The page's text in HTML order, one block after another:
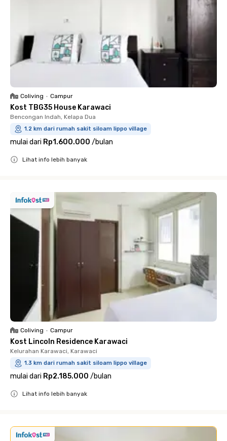
Coliving • Campur
Kost TBG35 House Karawaci
Bencongan Indah, Kelapa Dua
1.2 km dari rumah sakit siloam lippo village
mulai dari Rp1.600.000 /bulan
Lihat info lebih banyak
Coliving • Campur
Kost Lincoln Residence Karawaci
Kelurahan Karawaci, Karawaci
1.3 km dari rumah sakit siloam lippo village
mulai dari Rp2.185.000 /bulan
Lihat info lebih banyak